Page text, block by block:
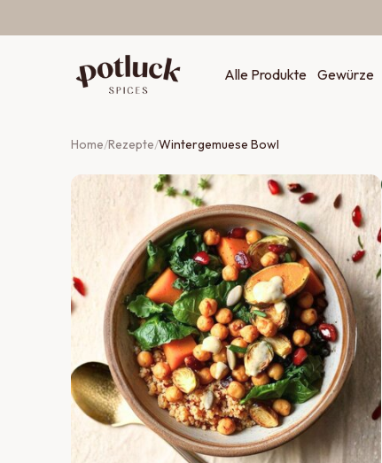
Alle Produkte Gewürze
Home/Rezepte/Wintergemuese Bowl